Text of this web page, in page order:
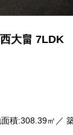
大畠 7LDK
面積:308.39㎡ ／